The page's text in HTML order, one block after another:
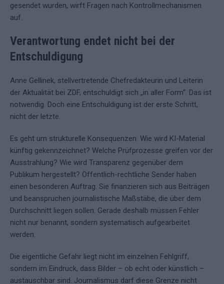
gesendet wurden, wirft Fragen nach Kontrollmechanismen
auf.
Verantwortung endet nicht bei der
Entschuldigung
Anne Gellinek, stellvertretende Chefredakteurin und Leiterin
der Aktualität bei ZDF, entschuldigt sich „in aller Form“. Das ist
notwendig. Doch eine Entschuldigung ist der erste Schritt,
nicht der letzte.
Es geht um strukturelle Konsequenzen: Wie wird KI-Material
künftig gekennzeichnet? Welche Prüfprozesse greifen vor der
Ausstrahlung? Wie wird Transparenz gegenüber dem
Publikum hergestellt? Öffentlich-rechtliche Sender haben
einen besonderen Auftrag. Sie finanzieren sich aus Beiträgen
und beanspruchen journalistische Maßstäbe, die über dem
Durchschnitt liegen sollen. Gerade deshalb müssen Fehler
nicht nur benannt, sondern systematisch aufgearbeitet
werden.
Die eigentliche Gefahr liegt nicht im einzelnen Fehlgriff,
sondern im Eindruck, dass Bilder – ob echt oder künstlich –
austauschbar sind. Journalismus darf diese Grenze nicht